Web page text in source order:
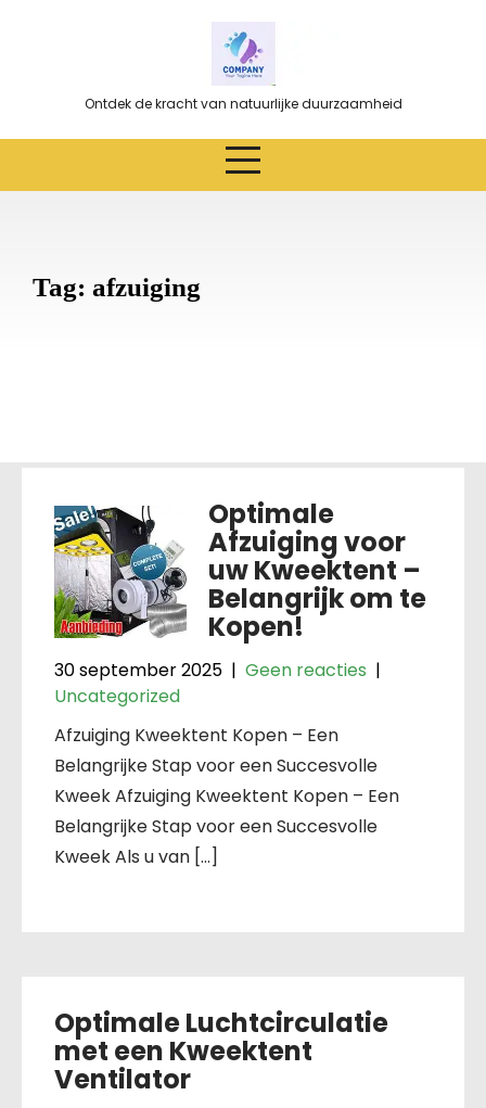
Ontdek de kracht van natuurlijke duurzaamheid
Tag: afzuiging
Optimale
Afzuiging voor
uw Kweektent –
Belangrijk om te
Kopen!
30 september 2025 | Geen reacties |
Uncategorized
Afzuiging Kweektent Kopen – Een
Belangrijke Stap voor een Succesvolle
Kweek Afzuiging Kweektent Kopen – Een
Belangrijke Stap voor een Succesvolle
Kweek Als u van […]
Optimale Luchtcirculatie
met een Kweektent
Ventilator